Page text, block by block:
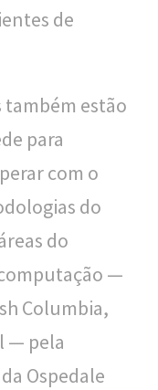
de
estão
para
com o
do
do
—
Columbia,
— pela
Ospedale